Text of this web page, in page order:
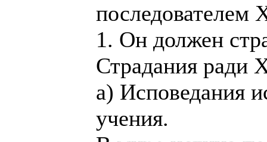
последователем
1. Он должен
Страдания ради
а) Исповедания
учения.